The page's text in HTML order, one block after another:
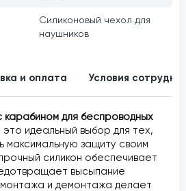
Силиконовый чехол для
наушников
и оплата Условия
карабином для беспроводных
это идеальный выбор для тех,
максимальную защиту своим
силикон обеспечивает
высыпание
монтажа и демонтажа делает